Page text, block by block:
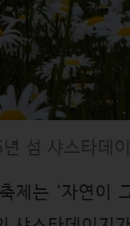
섬 샤스타데
제는 ‘자연이